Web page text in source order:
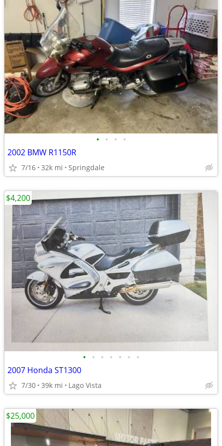
• • • •
2002 BMW R1150R
7/16 32k mi Springdale
• • • • • • •
2007 Honda ST1300
7/30 39k mi Lago Vista
$4,200
$25,000